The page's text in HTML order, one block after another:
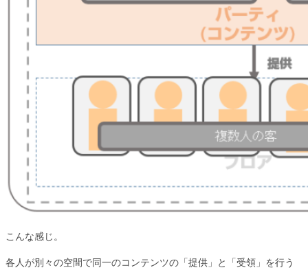
こんな感じ。
各人が別々の空間で同一のコンテンツの「提供」と「受領」を行う